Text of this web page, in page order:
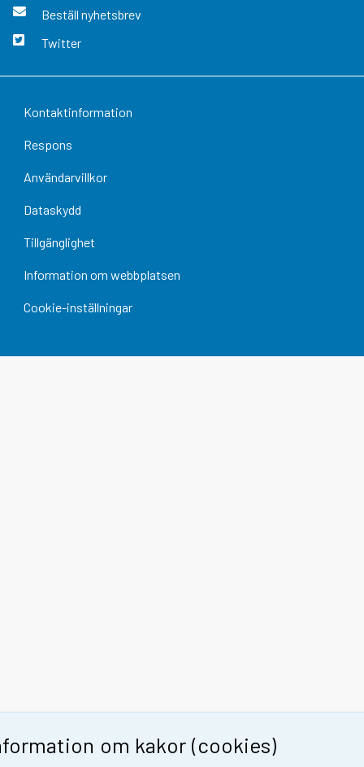
om kakor (cookies)
Beställ nyhetsbrev
Twitter
Kontaktinformation
Respons
Användarvillkor
Dataskydd
Tillgänglighet
Information om webbplatsen
Cookie-inställningar